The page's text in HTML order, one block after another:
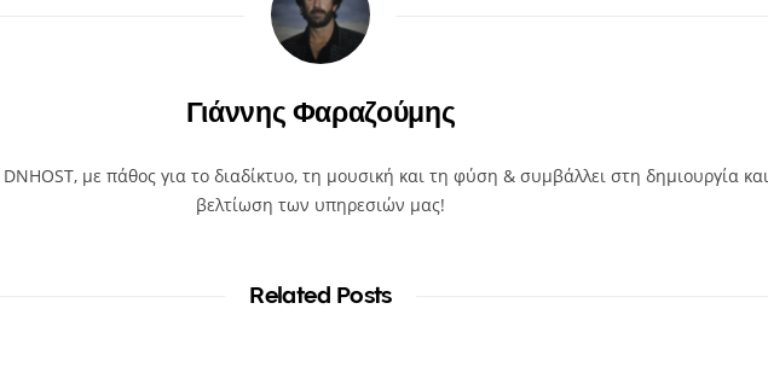
Γιάννης Φαραζούμης
με πάθος για το διαδίκτυο, τη μουσική και τη φύση & συμβάλλει στη δημιουργία και
βελτίωση των υπηρεσιών μας!
Related Posts